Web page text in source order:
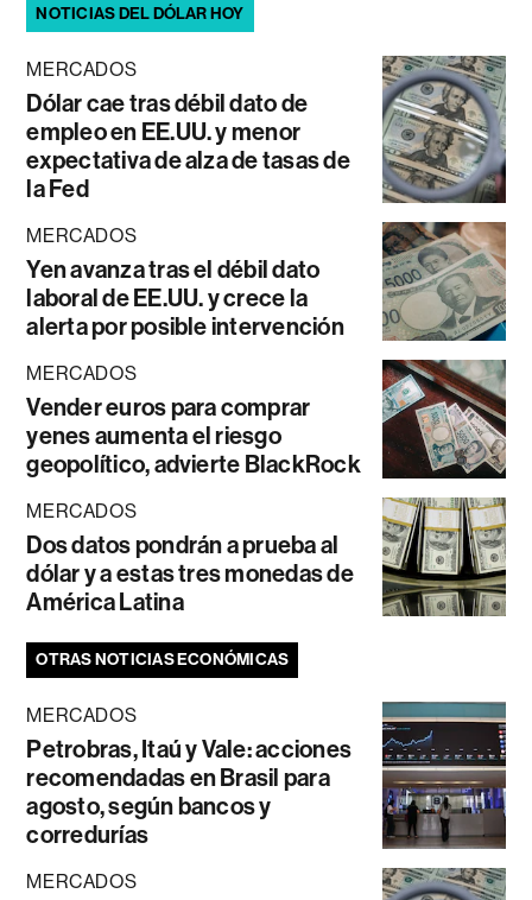
NOTICIAS DEL DÓLAR HOY
MERCADOS
Dólar cae tras débil dato de
empleo en EE.UU. y menor
expectativa de alza de tasas de
la Fed
MERCADOS
Yen avanza tras el débil dato
laboral de EE.UU. y crece la
alerta por posible intervención
MERCADOS
Vender euros para comprar
yenes aumenta el riesgo
geopolítico, advierte BlackRock
MERCADOS
Dos datos pondrán a prueba al
dólar y a estas tres monedas de
América Latina
OTRAS NOTICIAS ECONÓMICAS
MERCADOS
Petrobras, Itaú y Vale: acciones
recomendadas en Brasil para
agosto, según bancos y
corredurías
MERCADOS